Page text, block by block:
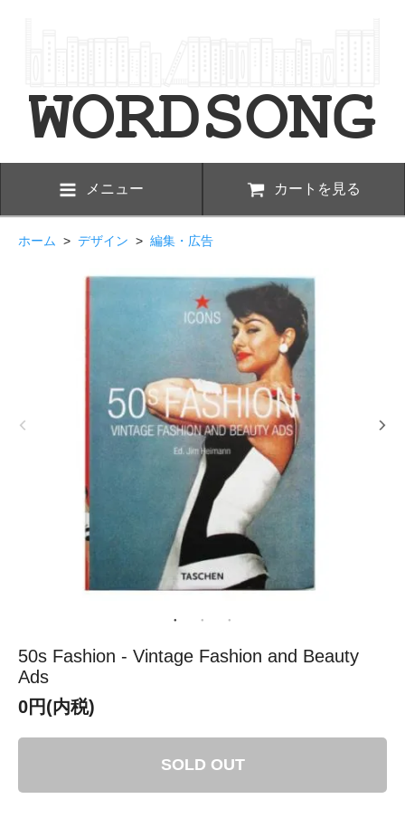
メニュー カートを見る
ホーム > デザイン > 編集・広告
50s Fashion - Vintage Fashion and Beauty
Ads
0円(内税)
SOLD OUT